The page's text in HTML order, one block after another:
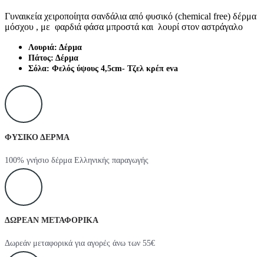
Γυναικεία χειροποίητα σανδάλια από φυσικό (chemical free) δέρμα
μόσχου , με φαρδιά φάσα μπροστά και λουρί στον αστράγαλο
Λουριά: Δέρμα
Πάτος: Δέρμα
Σόλα: Φελός ύψους 4,5cm- Τζελ κρέπ eva
ΦΥΣΙΚΟ ΔΕΡΜΑ
100% γνήσιο δέρμα Ελληνικής παραγωγής
ΔΩΡΕΑΝ ΜΕΤΑΦΟΡΙΚΑ
Δωρεάν μεταφορικά για αγορές άνω των 55€